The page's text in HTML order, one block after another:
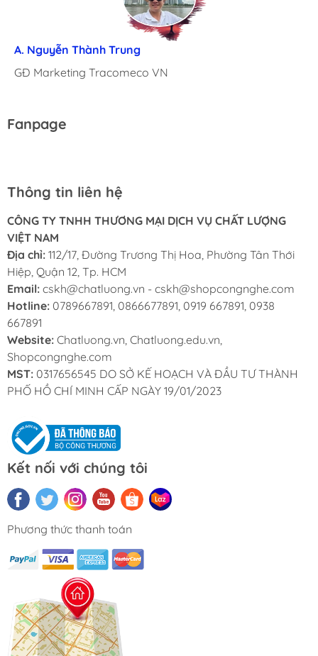
C. Vũ Ngọc Yến
A. Nguyễn Thành Trung
GĐ Marketing Tracomeco VN
TBM NH IUH
A. Xuân Thọ
ThS. Phạm Ngọc Minh
Fanpage
Thông tin liên hệ
CÔNG TY TNHH THƯƠNG MẠI DỊCH VỤ CHẤT LƯỢNG
VIỆT NAM
Địa chỉ: 112/17, Đường Trương Thị Hoa, Phường Tân Thới
Hiệp, Quận 12, Tp. HCM
Email: cskh@chatluong.vn - cskh@shopcongnghe.com
Hotline: 0789667891, 0866677891, 0919 667891, 0938
667891
Website: Chatluong.vn, Chatluong.edu.vn,
Shopcongnghe.com
MST: 0317656545 DO SỞ KẾ HOẠCH VÀ ĐẦU TƯ THÀNH
PHỐ HỒ CHÍ MINH CẤP NGÀY 19/01/2023
Kết nối với chúng tôi
Phương thức thanh toán